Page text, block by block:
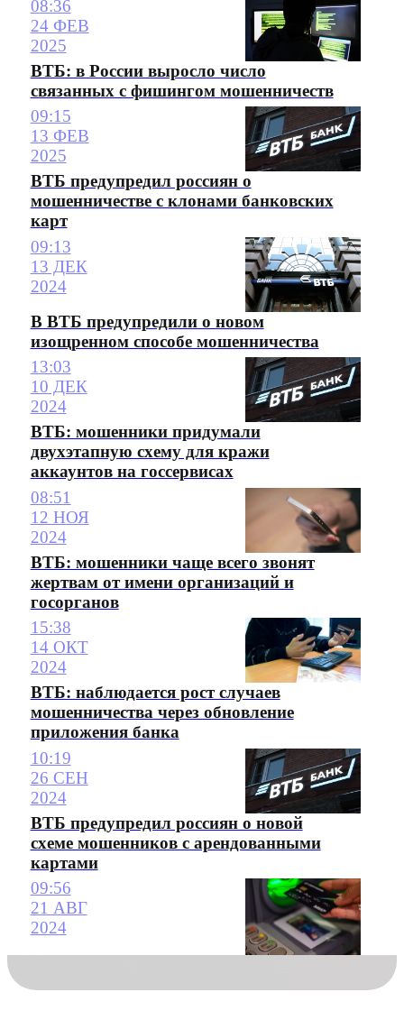
08:36
24 ФЕВ
2025
ВТБ: в России выросло число
связанных с фишингом мошенничеств
09:15
13 ФЕВ
2025
ВТБ предупредил россиян о
мошенничестве с клонами банковских
карт
09:13
13 ДЕК
2024
В ВТБ предупредили о новом
изощренном способе мошенничества
13:03
10 ДЕК
2024
ВТБ: мошенники придумали
двухэтапную схему для кражи
аккаунтов на госсервисах
08:51
12 НОЯ
2024
ВТБ: мошенники чаще всего звонят
жертвам от имени организаций и
госорганов
15:38
14 ОКТ
2024
ВТБ: наблюдается рост случаев
мошенничества через обновление
приложения банка
10:19
26 СЕН
2024
ВТБ предупредил россиян о новой
схеме мошенников с арендованными
картами
09:56
21 АВГ
2024